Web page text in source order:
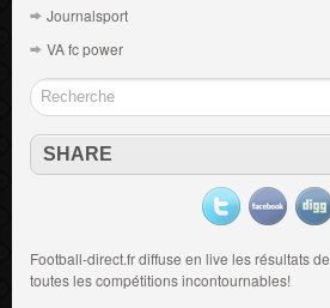
Journalsport
VA fc power
SHARE
Football-direct.fr diffuse en live les résultats de
toutes les compétitions incontournables!